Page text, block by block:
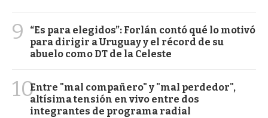
9
“Es para elegidos”: Forlán contó qué lo motivó
para dirigir a Uruguay y el récord de su
abuelo como DT de la Celeste
10Entre "mal compañero" y "mal perdedor",
altísima tensión en vivo entre dos
integrantes de programa radial